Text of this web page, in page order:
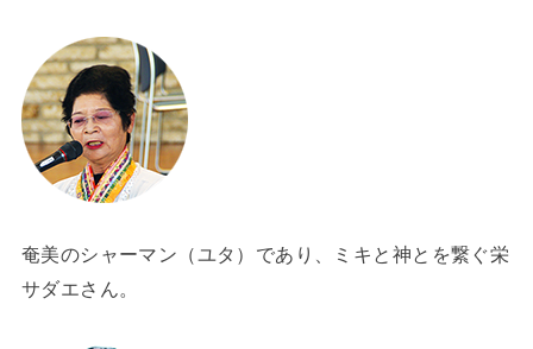
奄美のシャーマン（ユタ）であり、ミキと神とを繋ぐ栄
サダエさん。